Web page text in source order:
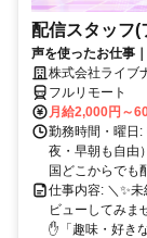
配信スタッフ(
声を使ったお仕事
～OK♪
株式会社ライブ
フルリモート
月給2,000円～
勤務時間・曜日
夜・早朝も自由
国どこからでも
仕事内容: ＼✨
ビューしてみま
✋「趣味・好き